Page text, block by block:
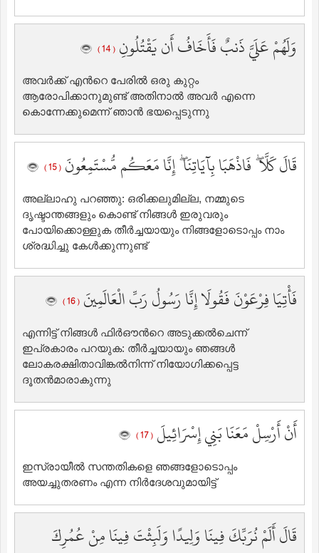
وَلَهُمْ عَلَيَّ ذَنبٌ فَأَخَافُ أَن يَقْتُلُونِ ( 14 )
അവര്‍ക്ക് എന്‍റെ പേരില്‍ ഒരു കുറ്റം
ആരോപിക്കാനുമുണ്ട് അതിനാല്‍ അവര്‍ എന്നെ
കൊന്നേക്കുമെന്ന് ഞാന്‍ ഭയപ്പെടുന്നു
قَالَ كَلَّا ۖ فَاذْهَبَا بِآيَاتِنَا ۖ إِنَّا مَعَكُم مُّسْتَمِعُونَ ( 15 )
അല്ലാഹു പറഞ്ഞു: ഒരിക്കലുമില്ല, നമ്മുടെ
ദൃഷ്ടാന്തങ്ങളും കൊണ്ട് നിങ്ങള്‍ ഇരുവരും
പോയിക്കൊള്ളുക തീര്‍ച്ചയായും നിങ്ങളോടൊപ്പം നാം
ശ്രദ്ധിച്ചു കേള്‍ക്കുന്നുണ്ട്‌
فَأْتِيَا فِرْعَوْنَ فَقُولَا إِنَّا رَسُولُ رَبِّ الْعَالَمِينَ ( 16 )
എന്നിട്ട് നിങ്ങള്‍ ഫിര്‍ഔന്‍റെ അടുക്കല്‍ചെന്ന്
ഇപ്രകാരം പറയുക: തീര്‍ച്ചയായും ഞങ്ങള്‍
ലോകരക്ഷിതാവിങ്കല്‍നിന്ന് നിയോഗിക്കപ്പെട്ട
ദൂതന്‍മാരാകുന്നു
أَنْ أَرْسِلْ مَعَنَا بَنِي إِسْرَائِيلَ ( 17 )
ഇസ്രായീല്‍ ‍സന്തതികളെ ഞങ്ങളോടൊപ്പം
അയച്ചുതരണം എന്ന നിര്‍ദേശവുമായിട്ട്‌
قَالَ أَلَمْ نُرَبِّكَ فِينَا وَلِيدًا وَلَبِثْتَ فِينَا مِنْ عُمُرِكَ